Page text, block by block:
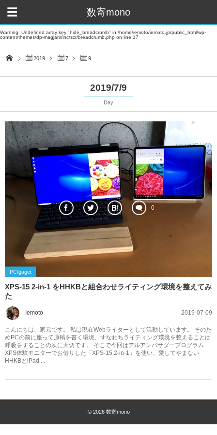
数寄mono
Warning: Undefined array key "hide_breadcrumb" in /home/iemoto/iemoto.jp/public_html/wp-
content/themes/dp-magjam/inc/scr/breadcrumb.php on line 17
2019 7 9
2019/7/9
Day
PC/gaget
0
XPS-15 2-in-1 をHHKBと組合わせライティング環境を整えてみ
た
Iemoto 2019-07-09
こんにちは、家元です。 私は現在Webライターとして活動しています。 そのた
めPCの前に座って原稿を書く環境、すなわちライティング環境を整えることは
呼吸をすることの次に大切です。 そこで今回はデルアンバサダープログラム
XPS体験モニターでお借りした「XPS-15 2-in-1」を使い、愛してやまない
HHKBとiPad ...
© 2026 数寄mono